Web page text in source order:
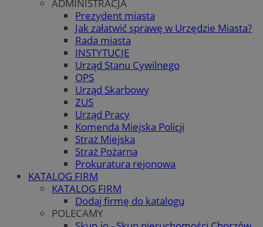
ADMINISTRACJA
Prezydent miasta
Jak załatwić sprawę w Urzędzie Miasta?
Rada miasta
INSTYTUCJE
Urząd Stanu Cywilnego
OPS
Urząd Skarbowy
ZUS
Urząd Pracy
Komenda Miejska Policji
Straż Miejska
Straż Pożarna
Prokuratura rejonowa
KATALOG FIRM
KATALOG FIRM
Dodaj firmę do katalogu
POLECAMY